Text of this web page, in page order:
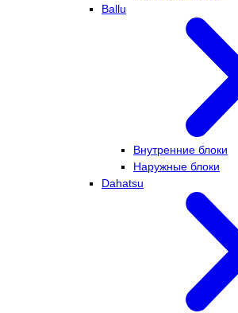
Ballu
Внутренние блоки
Наружные блоки
Dahatsu